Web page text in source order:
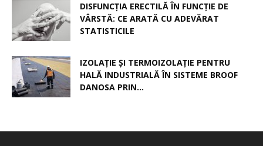
DISFUNCȚIA ERECTILĂ ÎN FUNCȚIE DE
VÂRSTĂ: CE ARATĂ CU ADEVĂRAT
STATISTICILE
IZOLAȚIE ȘI TERMOIZOLAȚIE PENTRU
HALĂ INDUSTRIALĂ ÎN SISTEME BROOF
DANOSA PRIN...